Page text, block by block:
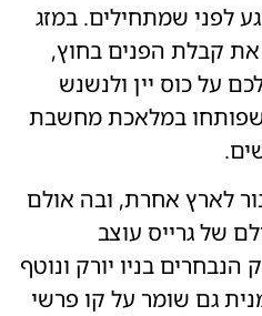
לפני שמתחילים. במזג
את קבלת הפנים בחוץ,
על כוס יין ולנשנש
שפותחו במלאכת מחשבת
לארץ אחרת, ובה אולם
של גרייס עוצב
בניו יורק ונוטף
גם שומר על קו פרשי